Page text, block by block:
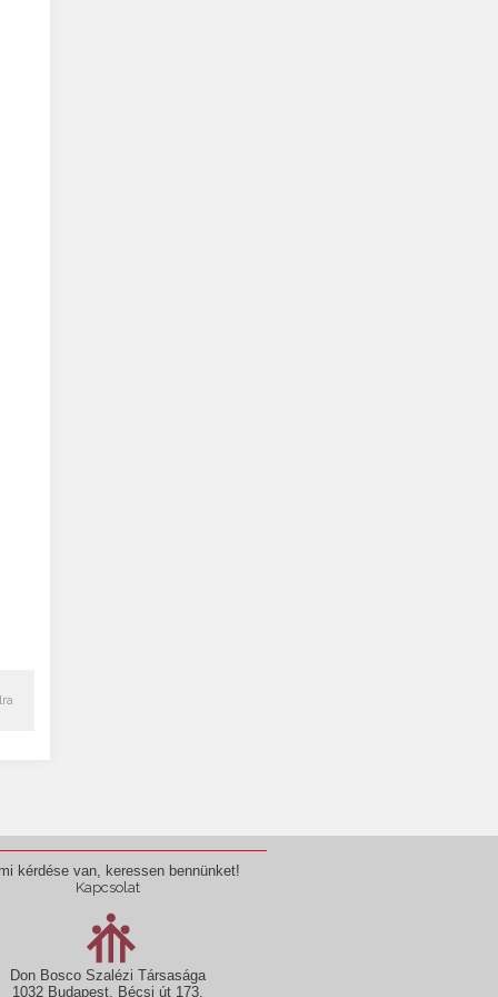
kérdése van, keressen bennünket!
Kapcsolat
Don Bosco Szalézi Társasága
1032 Budapest, Bécsi út 173.